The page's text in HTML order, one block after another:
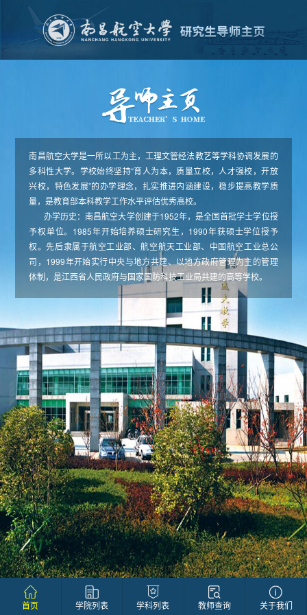
南昌航空大学是一所以工为主，工理文管经法教艺等学科协调发展的
多科性大学。学校始终坚持“育人为本，质量立校，人才强校，开放
兴校，特色发展”的办学理念，扎实推进内涵建设，稳步提高教学质
量，是教育部本科教学工作水平评估优秀高校。
办学历史：南昌航空大学创建于1952年，是全国首批学士学位授
予权单位。1985年开始培养硕士研究生，1990年获硕士学位授予
权。先后隶属于航空工业部、航空航天工业部、中国航空工业总公
司，1999年开始实行中央与地方共建、以地方政府管理为主的管理
体制，是江西省人民政府与国家国防科技工业局共建的高等学校。
首页 学院列表 学科列表 教师查询 关于我们